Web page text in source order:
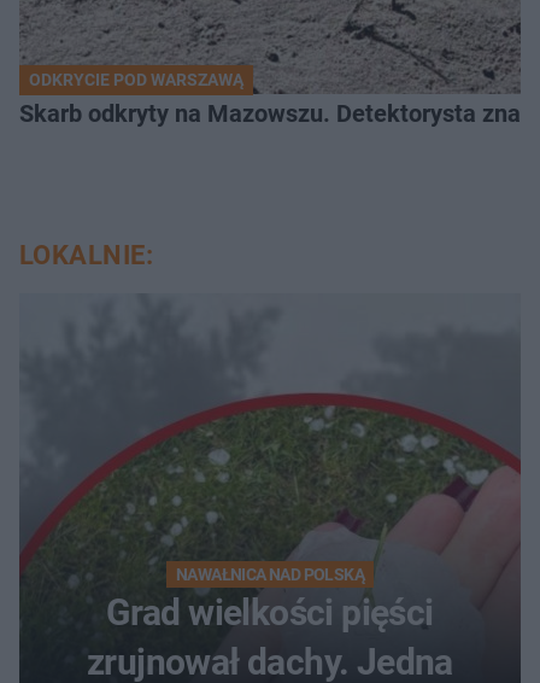
ODKRYCIE POD WARSZAWĄ
Skarb odkryty na Mazowszu. Detektorysta
LOKALNIE:
NAWAŁNICA NAD POLSKĄ
Grad wielkości pięści
zrujnował dachy. Jedna